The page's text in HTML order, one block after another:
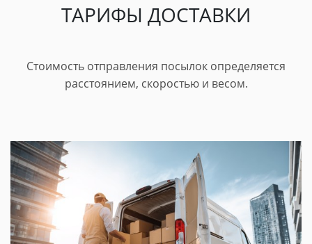
ТАРИФЫ ДОСТАВКИ
Стоимость отправления посылок определяется
расстоянием, скоростью и весом.